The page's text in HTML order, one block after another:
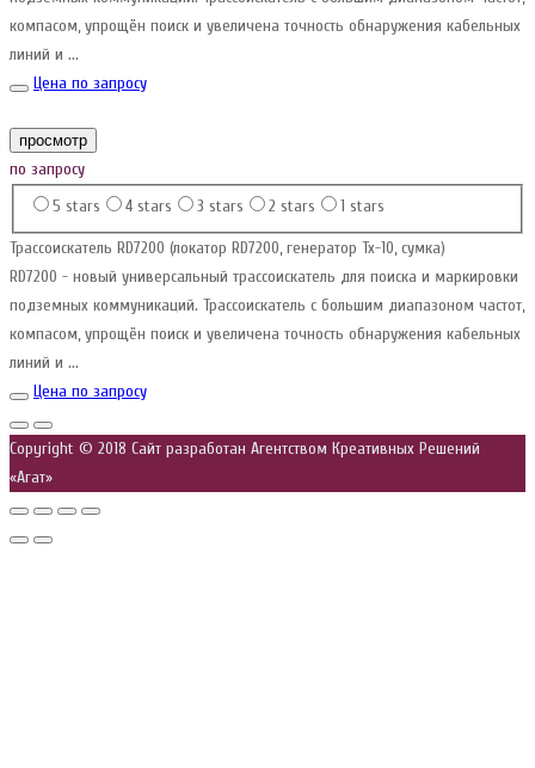
компасом, упрощён поиск и увеличена точность обнаружения кабельных
линий и ...
Цена по запросу
просмотр
по запросу
5 stars
4 stars 3 stars 2 stars 1 stars
Трассоискатель RD7200 (локатор RD7200, генератор Tx-10, сумка)
RD7200 - новый универсальный трассоискатель для поиска и маркировки
подземных коммуникаций. Трассоискатель с большим диапазоном частот,
компасом, упрощён поиск и увеличена точность обнаружения кабельных
линий и ...
Цена по запросу
Copyright © 2018 Сайт разработан Агентством Креативных Решений
«Агат»